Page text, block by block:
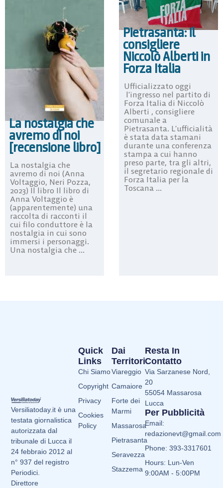
La nostalgia che
avremo di noi
[recensione libro]
La nostalgia che
avremo di noi (Anna
Voltaggio, Neri Pozza,
2023) Il libro Il libro di
Anna Voltaggio è
(apparentemente) una
raccolta di racconti il
cui filo conduttore è la
nostalgia in cui sono
immersi i personaggi.
Una nostalgia che ...
Pietrasanta: il
consigliere
Niccolò Alberti in
Forza Italia
Ufficializzato oggi
l’ingresso nel partito di
Forza Italia di Niccolò
Alberti , consigliere
comunale a
Pietrasanta. L’ufficialità
è stata data stamani
durante una conferenza
stampa a cui hanno
preso parte, tra gli altri,
il segretario regionale di
Forza Italia per la
Toscana ...
Versiliatoday.it è una
testata giornalistica
autorizzata dal
tribunale di Lucca il
24 febbraio 2012 al
n° 937 del registro
Periodici.
Direttore
Dai
Territori
Viareggio
Camaiore
Forte dei
Marmi
Massarosa
Pietrasanta
Seravezza
Stazzema
Quick
Links
Chi Siamo
Copyright
Privacy
Cookies
Policy
Resta In
Contatto
Via Sarzanese Nord,
20
55054 Massarosa
Lucca
Per Pubblicità
Email:
redazionevt@gmail.com
Phone: 393-3317601
Hours: Lun-Ven
9:00AM - 5:00PM